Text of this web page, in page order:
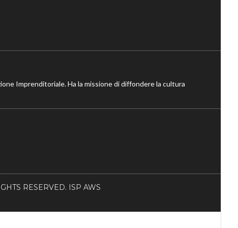
Imprenditoriale. Ha la missione di diffondere la cultura
RESERVED. ISP AWS